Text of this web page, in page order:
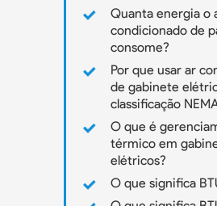
Quanta energia o
condicionado de
consome?
Por que usar ar
de gabinete
classificação
O que é
térmico em
elétricos?
O que significa